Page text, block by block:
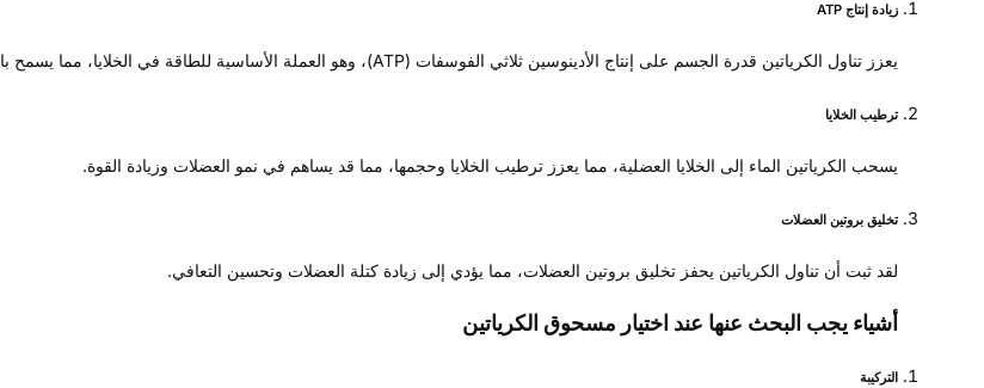
زيادة إنتاج ATP
يعزز تناول الكرياتين قدرة الجسم على إنتاج الأدينوسين ثلاثي الفوسفات (ATP)، وهو العملة الأساسية للطاقة في الخلايا، مما يسمح بانقباضات عضلية أطول وأكثر شدة.
ترطيب الخلايا
يسحب الكرياتين الماء إلى الخلايا العضلية، مما يعزز ترطيب الخلايا وحجمها، مما قد يساهم في نمو العضلات وزيادة القوة.
تخليق بروتين العضلات
لقد ثبت أن تناول الكرياتين يحفز تخليق بروتين العضلات، مما يؤدي إلى زيادة كتلة العضلات وتحسين التعافي.
أشياء يجب البحث عنها عند اختيار مسحوق الكرياتين
التركيبة